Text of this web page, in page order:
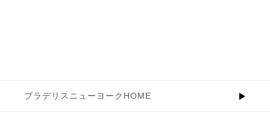
ブラデリスニューヨークHOME